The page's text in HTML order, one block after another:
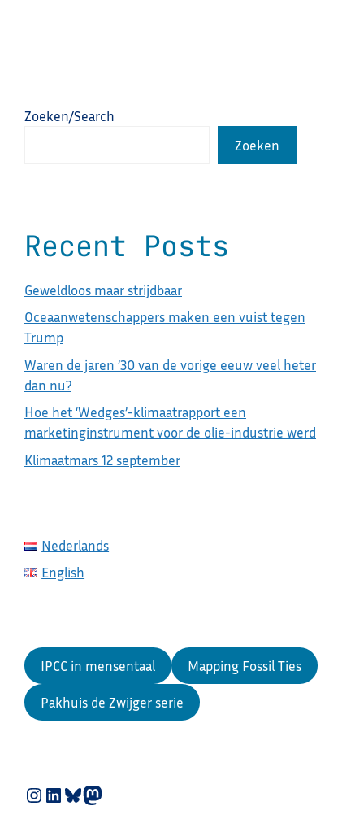
Zoeken/Search
Zoeken
Recent Posts
Geweldloos maar strijdbaar
Oceaanwetenschappers maken een vuist tegen
Trump
Waren de jaren ’30 van de vorige eeuw veel heter
dan nu?
Hoe het ‘Wedges’-klimaatrapport een
marketinginstrument voor de olie-industrie werd
Klimaatmars 12 september
Nederlands
English
IPCC in mensentaal Mapping Fossil Ties
Pakhuis de Zwijger serie
Instagram
LinkedIn
Bluesky
Mastodon